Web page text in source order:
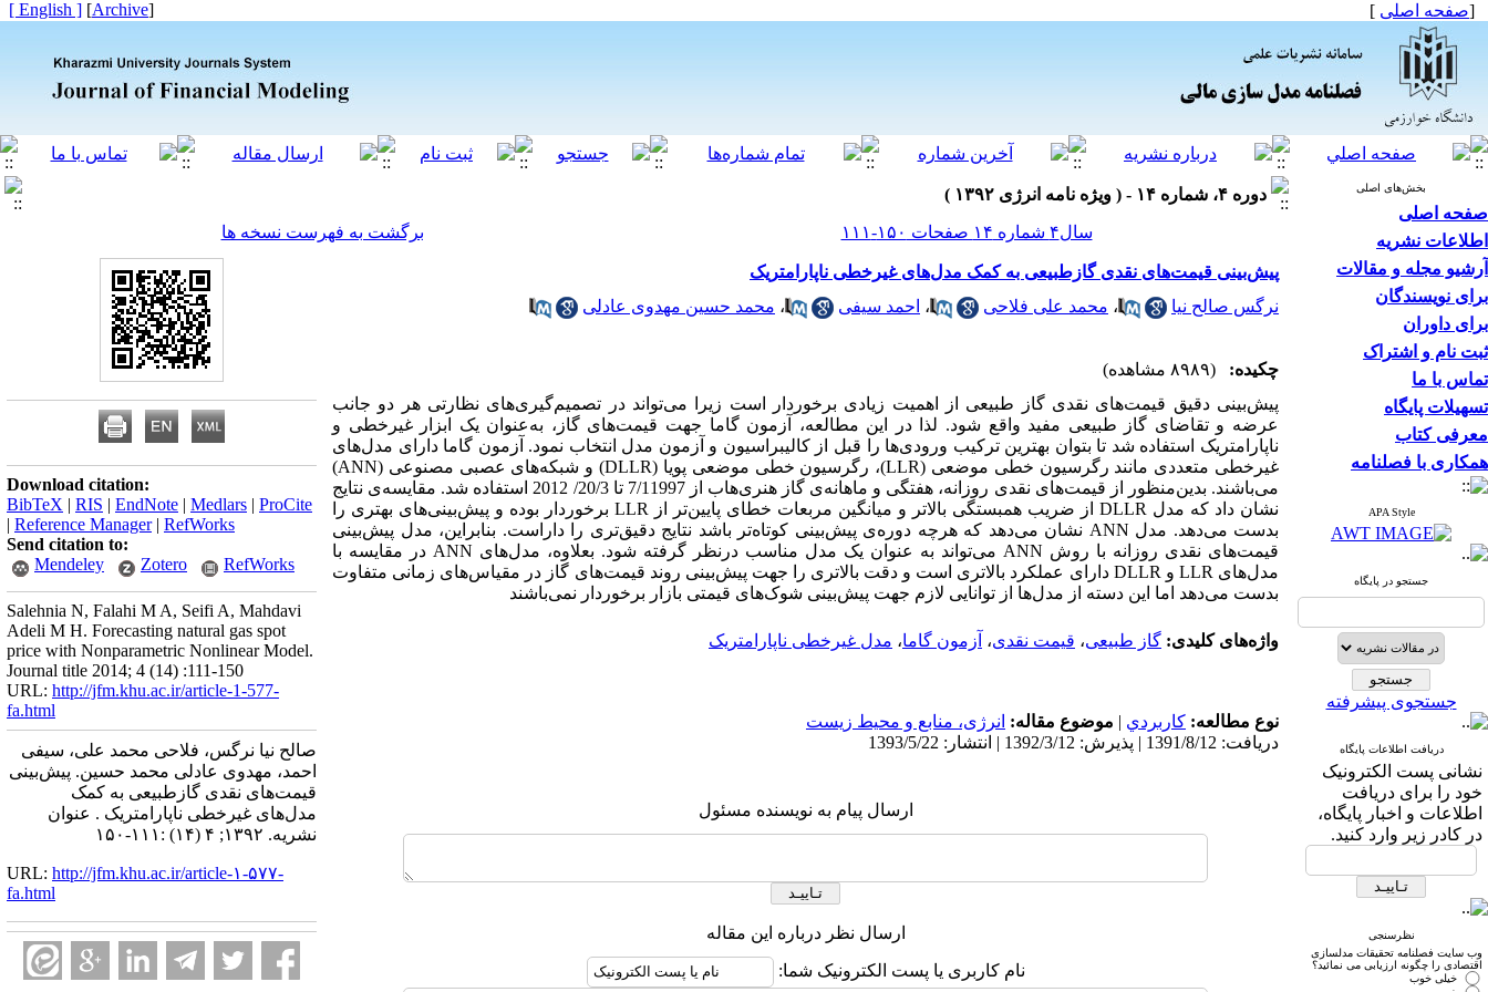
[صفحه اصلی ]
[
Archive
]
[ English ]
بخش‌های اصلی
صفحه اصلی
اطلاعات نشریه
آرشیو مجله و مقالات
برای نویسندگان
برای داوران
ثبت نام و اشتراک
تماس با ما
تسهیلات پایگاه
معرفی کتاب
همکاری با فصلنامه
APA Style
جستجو در پایگاه
جستجوی پیشرفته
دریافت اطلاعات پایگاه
نشانی پست الکترونیک
خود را برای دریافت
اطلاعات و اخبار پایگاه،
در کادر زیر وارد کنید.
نظرسنجی
وب سایت فصلنامه تحقیقات مدلسازی
اقتصادی را چگونه ارزیابی می نمائید؟
خیلی خوب
دوره ۴، شماره ۱۴ - ( ویژه نامه انرژی ۱۳۹۲ )
سال۴ شماره ۱۴ صفحات ۱۵۰-۱۱۱
برگشت به فهرست نسخه ها
پیش‌بینی قیمت‌های نقدی گازطبیعی به کمک مدل‌های غیرخطی ناپارامتریک
نرگس صالح نیا
، محمد علی فلاحی ، احمد سیفی ، محمد حسین مهدوی عادلی
چکیده:
(۸۹۸۹ مشاهده)
پیش‌بینی دقیق قیمت‌های نقدی گاز طبیعی از اهمیت زیادی برخوردار است زیرا می‌تواند در تصمیم‌گیری‌های نظارتی هر دو جانب
عرضه و تقاضای گاز طبیعی مفید واقع شود. لذا در این مطالعه، آزمون گاما جهت قیمت‌های گاز، به‌عنوان یک ابزار غیرخطی و
ناپارامتریک استفاده شد تا بتوان بهترین ترکیب ورودی‌ها را قبل از کالیبراسیون و آزمون مدل انتخاب نمود. آزمون گاما دارای مدل‌های
غیرخطی متعددی مانند رگرسیون خطی موضعی (LLR)، رگرسیون خطی موضعی پویا (DLLR) و شبکه‌های عصبی مصنوعی (ANN)
می‌باشند. بدین‌منظور از قیمت‌های نقدی روزانه، هفتگی و ماهانه‌ی گاز هنری‌هاب از 7/11997 تا 20/3/ 2012 استفاده شد. مقایسه‌ی نتایج
نشان داد که مدل DLLR از ضریب همبستگی بالاتر و میانگین مربعات خطای پایین‌تر از LLR برخوردار بوده و پیش‌بینی‌های بهتری را
بدست می‌دهد. مدل ANN نشان می‌دهد که هرچه دوره‌ی پیش‌بینی کوتاه‌تر باشد نتایج دقیق‌تری را داراست. بنابراین، مدل پیش‌بینی
قیمت‌های نقدی روزانه با روش ANN می‌تواند به عنوان یک مدل مناسب درنظر گرفته شود. بعلاوه، مدل‌های ANN در مقایسه با
مدل‌های LLR و DLLR دارای عملکرد بالاتری است و دقت بالاتری را جهت پیش‌بینی روند قیمت‌های گاز در مقیاس‌های زمانی متفاوت
بدست می‌دهد اما این دسته از مدل‌ها از توانایی لازم جهت پیش‌بینی شوک‌های قیمتی بازار برخوردار نمی‌باشند
واژه‌های کلیدی: گاز طبیعی، قیمت نقدی، آزمون گاما، مدل غیرخطی ناپارامتریک
نوع مطالعه: كاربردي | موضوع مقاله: انرژی، منابع و محیط زیست
دریافت: 1391/8/12 | پذیرش: 1392/3/12 | انتشار: 1393/5/22
ارسال پیام به نویسنده مسئول
ارسال نظر درباره این مقاله
نام کاربری یا پست الکترونیک شما:
Download citation:
BibTeX | RIS | EndNote | Medlars | ProCite
| Reference Manager| RefWorks
Send citation to:
Mendeley
Zotero RefWorks
Salehnia N, Falahi M A, Seifi A, Mahdavi
Adeli M H. Forecasting natural gas spot
price with Nonparametric Nonlinear Model.
Journal title 2014; 4 (14) :111-150
URL: http://jfm.khu.ac.ir/article-1-577-
fa.html
صالح نیا نرگس، فلاحی محمد علی، سیفی
احمد، مهدوی عادلی محمد حسین. پیش‌بینی
قیمت‌های نقدی گازطبیعی به کمک
مدل‌های غیرخطی ناپارامتریک . عنوان
نشریه. ۱۳۹۲; ۴ (۱۴) :۱۱۱-۱۵۰
URL: http://jfm.khu.ac.ir/article-۱-۵۷۷-
fa.html